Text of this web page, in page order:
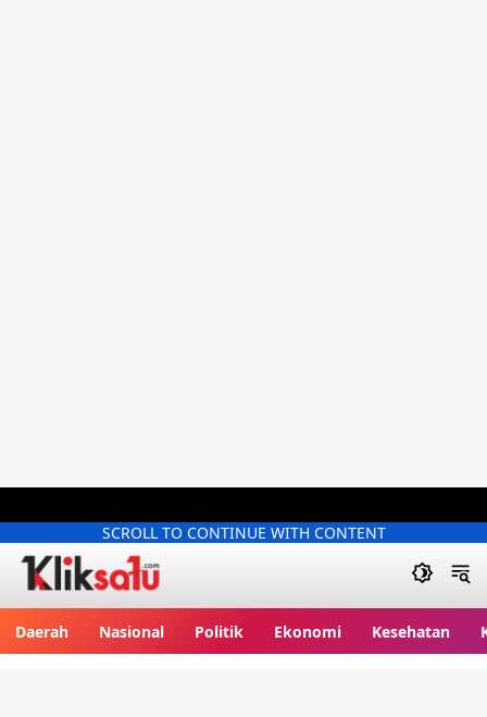
SCROLL TO CONTINUE WITH CONTENT
Daerah Nasional Politik Ekonomi Kesehatan